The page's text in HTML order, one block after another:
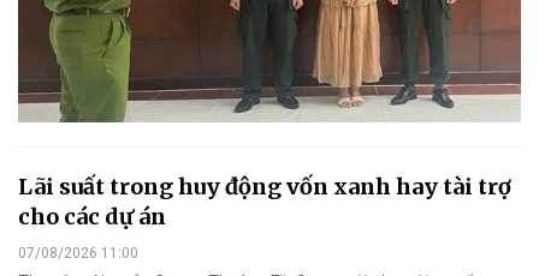
Lãi suất trong huy động vốn xanh hay tài trợ
cho các dự án
07/08/2026 11:00